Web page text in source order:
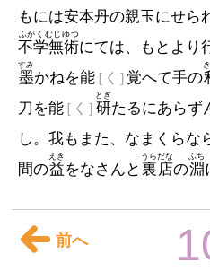
もには安本丹の親玉にせら
不学無術
ふがくむじゆつ
にては、もとより
墨
すみ
かねを能［く］覚へて手の
刀を能［く］研
とぎ
たるにあらず
し。我もまた、なまくらな
間の益
えき
をなさんと 裏店
うらだな
の淵
ふち
前へ